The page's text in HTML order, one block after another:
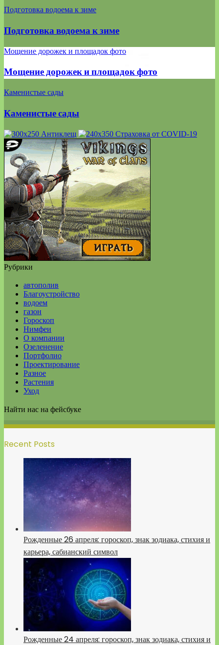
Подготовка водоема к зиме
Подготовка водоема к зиме
Мощение дорожек и площадок фото
Мощение дорожек и площадок фото
Каменистые сады
Каменистые сады
Рубрики
автополив
Благоустройство
водоем
газон
Гороскоп
Нимфеи
О компании
Озеленение
Портфолио
Проектирование
Разное
Растения
Уход
Найти нас на фейсбуке
Recent Posts
Рожденные 26 апреля: гороскоп, знак зодиака, стихия и
карьера, сабианский символ
Рожденные 24 апреля: гороскоп, знак зодиака, стихия и